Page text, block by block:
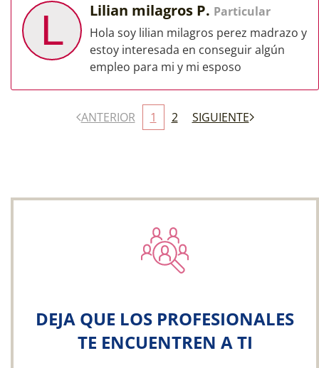
L Lilian milagros P. Particular
Hola soy lilian milagros perez madrazo y
estoy interesada en conseguir algún
empleo para mi y mi esposo
ANTERIOR 1 2 SIGUIENTE
DEJA QUE LOS PROFESIONALES
TE ENCUENTREN A TI